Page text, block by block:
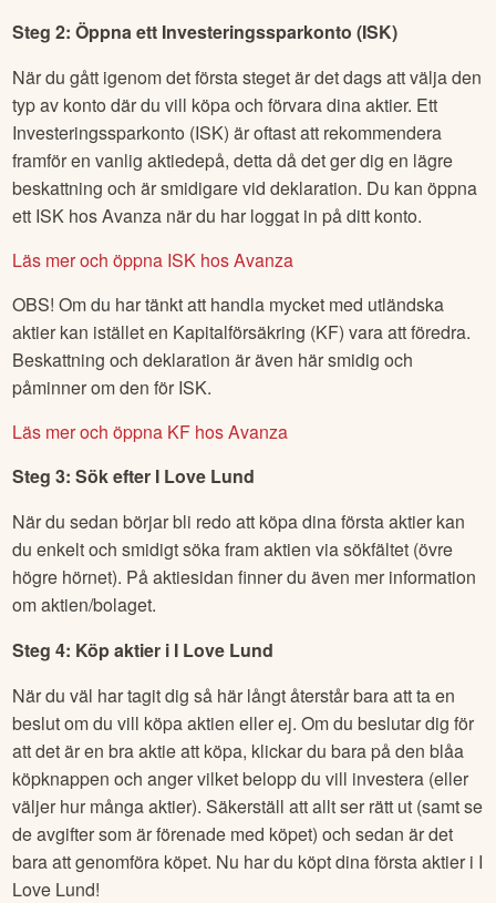
Steg 2: Öppna ett Investeringssparkonto (ISK)
När du gått igenom det första steget är det dags att välja den
typ av konto där du vill köpa och förvara dina aktier. Ett
Investeringssparkonto (ISK) är oftast att rekommendera
framför en vanlig aktiedepå, detta då det ger dig en lägre
beskattning och är smidigare vid deklaration. Du kan öppna
ett ISK hos Avanza när du har loggat in på ditt konto.
Läs mer och öppna ISK hos Avanza
OBS! Om du har tänkt att handla mycket med utländska
aktier kan istället en Kapitalförsäkring (KF) vara att föredra.
Beskattning och deklaration är även här smidig och
påminner om den för ISK.
Läs mer och öppna KF hos Avanza
Steg 3: Sök efter I Love Lund
När du sedan börjar bli redo att köpa dina första aktier kan
du enkelt och smidigt söka fram aktien via sökfältet (övre
högre hörnet). På aktiesidan finner du även mer information
om aktien/bolaget.
Steg 4: Köp aktier i I Love Lund
När du väl har tagit dig så här långt återstår bara att ta en
beslut om du vill köpa aktien eller ej. Om du beslutar dig för
att det är en bra aktie att köpa, klickar du bara på den blåa
köpknappen och anger vilket belopp du vill investera (eller
väljer hur många aktier). Säkerställ att allt ser rätt ut (samt se
de avgifter som är förenade med köpet) och sedan är det
bara att genomföra köpet. Nu har du köpt dina första aktier i I
Love Lund!